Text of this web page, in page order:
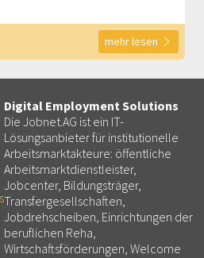
mehr lesen
Digital Employment Solutions
Die Jobnet.AG ist ein IT-
Lösungsanbieter für institutionelle
Arbeitsmarktakteure: öffentliche
Arbeitsmarktdienstleister,
Jobcenter, Bildungsträger,
Transfergesellschaften,
Jobdrehscheiben, Einrichtungen der
beruflichen Reha,
Wirtschaftsförderungen, Welcome